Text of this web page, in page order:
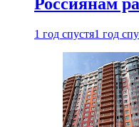
1 год спустя1 год